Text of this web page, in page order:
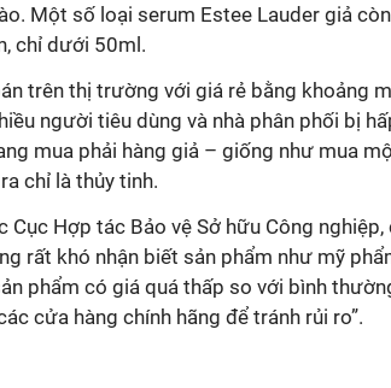
Một số loại serum Estee Lauder giả
chỉ dưới 50ml.
trên thị trường với giá rẻ bằng khoảng
người tiêu dùng và nhà phân phối bị
mua phải hàng giả – giống như mua
chỉ là thủy tinh.
Cục Hợp tác Bảo vệ Sở hữu Công nghiệp,
rất khó nhận biết sản phẩm như mỹ
phẩm có giá quá thấp so với bình
cửa hàng chính hãng để tránh rủi ro”.